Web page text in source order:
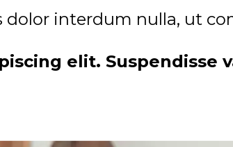
dolor interdum nulla, ut
elit. Suspendisse